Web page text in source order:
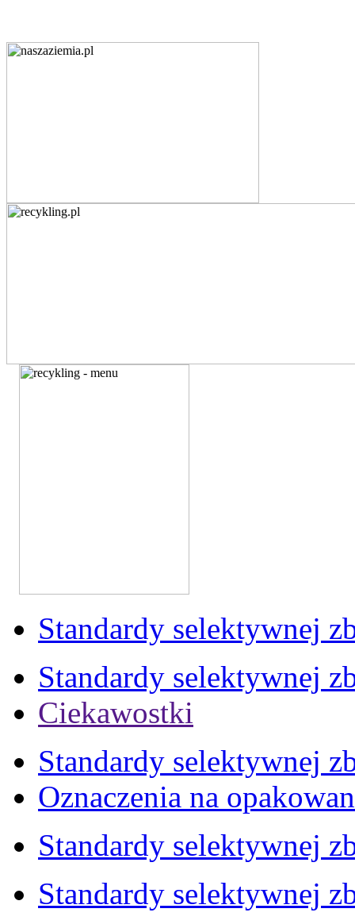
Standardy selektywnej
Standardy selektywnej
Ciekawostki
Standardy selektywnej
Oznaczenia na
Standardy selektywnej
Standardy selektywnej